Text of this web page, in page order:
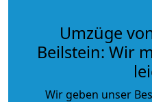
Umzüge
Beilstein: Wir
Wir geben unser